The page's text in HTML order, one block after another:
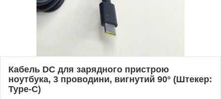
Кабель DC для зарядного пристрою
ноутбука, 3 проводини, вигнутий 90° (Штекер:
Type-C)